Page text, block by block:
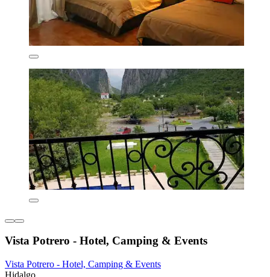
Vista Potrero - Hotel, Camping & Events
Vista Potrero - Hotel, Camping & Events